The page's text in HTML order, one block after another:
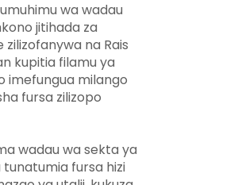
wa wadau
jitihada za
zilizofanywa na Rais
kupitia filamu ya
imefungua milango
fursa zilizopo
wadau wa sekta ya
tunatumia fursa hizi